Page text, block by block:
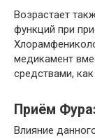
Возрастает
функций при
медикамент
средствами,
Приём
Влияние